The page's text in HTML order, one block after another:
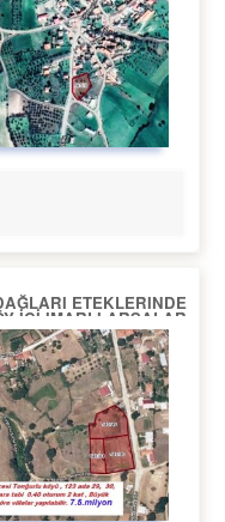
ETEKLERINDE
İÇİ IMARLI ARSALAR